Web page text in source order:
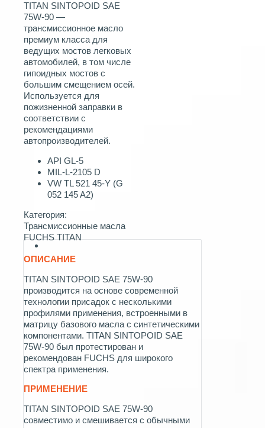
TITAN SINTOPOID SAE
75W‑90 —
трансмиссионное масло
премиум класса для
ведущих мостов легковых
автомобилей, в том числе
гипоидных мостов с
большим смещением осей.
Используется для
пожизненной заправки в
соответствии с
рекомендациями
автопроизводителей.
API GL-5
MIL-L-2105 D
VW TL 521 45-Y (G
052 145 A2)
Категория:
Трансмиссионные масла
FUCHS TITAN
ОПИСАНИЕ
TITAN SINTOPOID SAE 75W-90
производится на основе современной
технологии присадок с несколькими
профилями применения, встроенными в
матрицу базового масла с синтетическими
компонентами. TITAN SINTOPOID SAE
75W-90 был протестирован и
рекомендован FUCHS для широкого
спектра применения.
ПРИМЕНЕНИЕ
TITAN SINTOPOID SAE 75W-90
совместимо и смешивается с обычными